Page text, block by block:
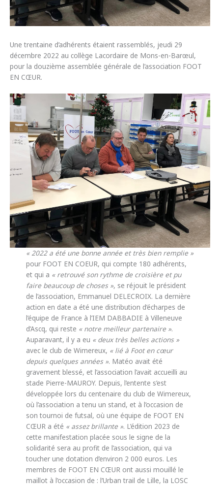
Une trentaine d’adhérents étaient rassemblés, jeudi 29
décembre 2022 au collège Lacordaire de Mons-en-Barœul,
pour la douzième assemblée générale de l’association FOOT
EN CŒUR.
« 2022 a été une bonne année et très bien remplie »
pour FOOT EN COEUR, qui compte 180 adhérents,
et qui a « retrouvé son rythme de croisière et pu
faire beaucoup de choses », se réjouit le président
de l’association, Emmanuel DELECROIX. La dernière
action en date a été une distribution d’écharpes de
l’équipe de France à l’IEM DABBADIE à Villeneuve
d’Ascq, qui reste « notre meilleur partenaire ».
Auparavant, il y a eu « deux très belles actions »
avec le club de Wimereux, « lié à Foot en cœur
depuis quelques années ». Matéo avait été
gravement blessé, et l’association l’avait accueilli au
stade Pierre-MAUROY. Depuis, l’entente s’est
développée lors du centenaire du club de Wimereux,
où l’association a tenu un stand, et à l’occasion de
son tournoi de futsal, où une équipe de FOOT EN
CŒUR a été « assez brillante ». L’édition 2023 de
cette manifestation placée sous le signe de la
solidarité sera au profit de l’association, qui va
toucher une dotation d’environ 2 000 euros. Les
membres de FOOT EN CŒUR ont aussi mouillé le
maillot à l’occasion de : l’Urban trail de Lille, la LOSC